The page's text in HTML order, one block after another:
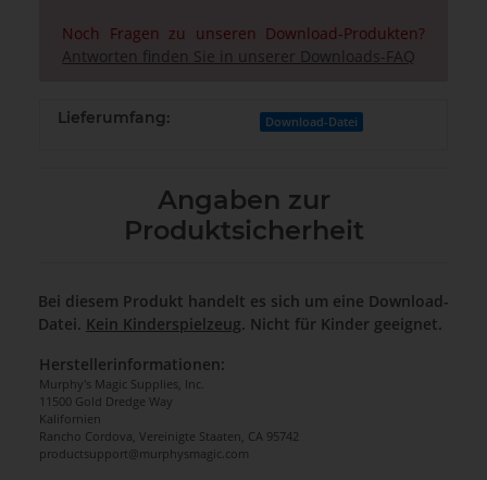
Noch Fragen zu unseren Download-Produkten?
Antworten finden Sie in unserer Downloads-FAQ
Lieferumfang: Download-Datei
Angaben zur
Produktsicherheit
Bei diesem Produkt handelt es sich um eine Download-
Datei. Kein Kinderspielzeug. Nicht für Kinder geeignet.
Herstellerinformationen:
Murphy's Magic Supplies, Inc.
11500 Gold Dredge Way
Kalifornien
Rancho Cordova, Vereinigte Staaten, CA 95742
productsupport@murphysmagic.com